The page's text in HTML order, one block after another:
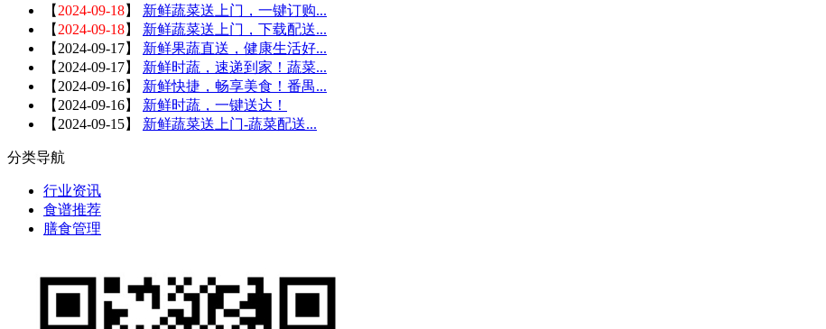
【 2024-09-18】 新鲜蔬菜送上门，一键订购...
【 2024-09-18】 新鲜蔬菜送上门，下载配送...
【 2024-09-17】 新鲜果蔬直送，健康生活好...
【 2024-09-17】 新鲜时蔬，速递到家！蔬菜...
【 2024-09-16】 新鲜快捷，畅享美食！番禺...
【 2024-09-16】 新鲜时蔬，一键送达！
【 2024-09-15】 新鲜蔬菜送上门-蔬菜配送...
分类导航
行业资讯
食谱推荐
膳食管理